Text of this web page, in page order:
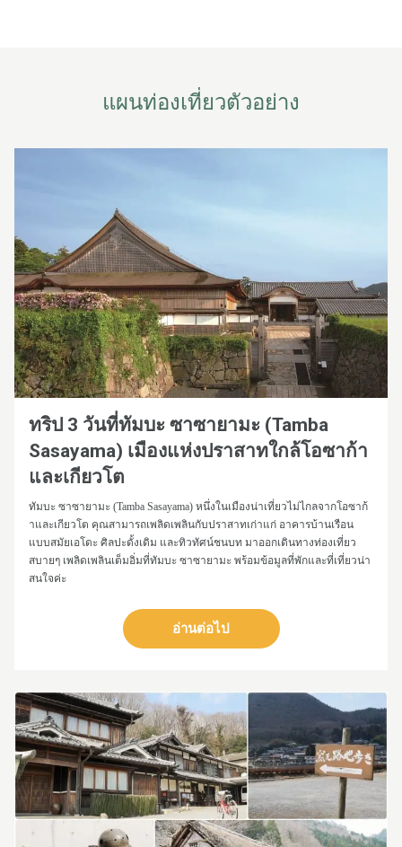
แผนท่องเที่ยวตัวอย่าง
ทริป 3 วันที่ทัมบะ ซาซายามะ (Tamba
Sasayama) เมืองแห่งปราสาทใกล้โอซาก้า
และเกียวโต
ทัมบะ ซาซายามะ (Tamba Sasayama) หนึ่งในเมืองน่าเที่ยวไม่ไกลจากโอซาก้
าและเกียวโต คุณสามารถเพลิดเพลินกับปราสาทเก่าแก่ อาคารบ้านเรือน
แบบสมัยเอโดะ ศิลปะดั้งเดิม และทิวทัศน์ชนบท มาออกเดินทางท่องเที่ยว
สบายๆ เพลิดเพลินเต็มอิ่มที่ทัมบะ ซาซายามะ พร้อมข้อมูลที่พักและที่เที่ยวน่า
สนใจค่ะ
อ่านต่อไป